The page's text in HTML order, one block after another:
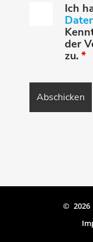
Ich
der
zu. *
©